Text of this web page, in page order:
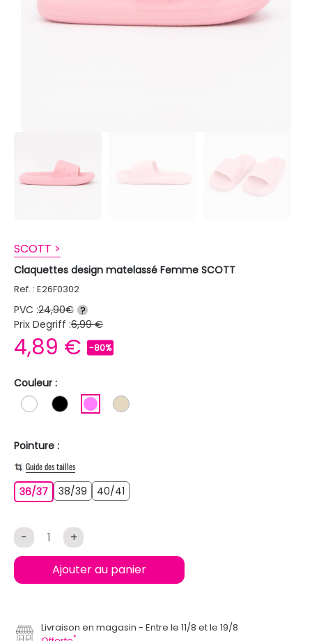
SCOTT >
Claquettes design matelassé Femme SCOTT
Ref. : E26F0302
PVC :24,90€ ?
Prix Degriff :6,99 €
4,89 € -80%
Couleur :
BLANCNOIR ROSE BEIGE
Pointure :
Guide des tailles
36/3736/37
38/39 38/39
40/41
- +
Ajouter au panier
Livraison en magasin
Entre le 11/8 et le 19/8
*